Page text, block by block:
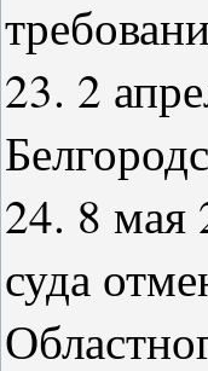
23. 2
24. 8 мая
суда